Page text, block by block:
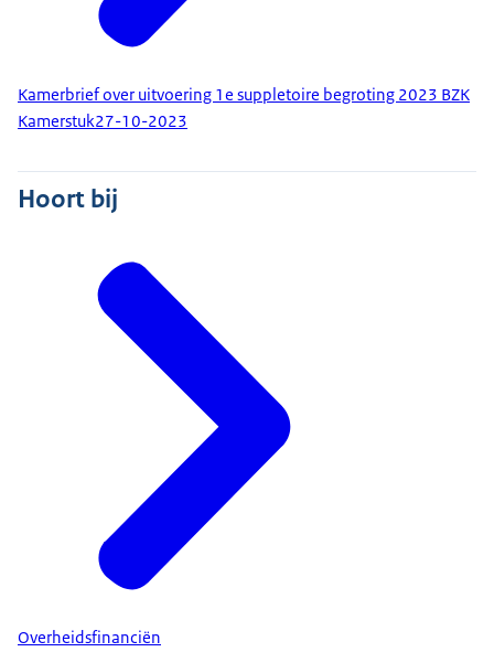
Kamerbrief over uitvoering 1e suppletoire begroting 2023 BZK
Kamerstuk27-10-2023
Hoort bij
Overheidsfinanciën